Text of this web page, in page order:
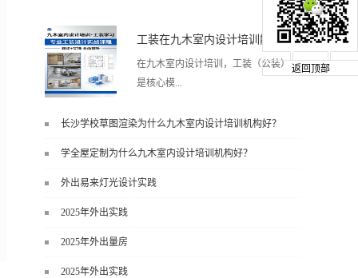
工装在九木室内设计培训能学到东西吗?
在九木室内设计培训，工装（公装）
是核心模...
直接用于工作的东西，不是泛泛而
谈，而是从规范、软件、材料、施工
长沙学校草图渲染为什么九木室内设计培训机构好？
学全屋定制为什么九木室内设计培训机构好？
外出易来灯光设计实践
2025年外出实践
2025年外出量房
2025年外出实践
返回顶部